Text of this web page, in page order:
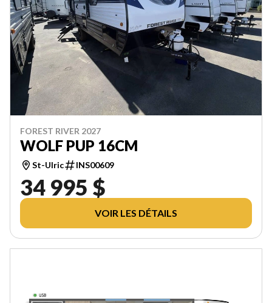
FOREST RIVER 2027
WOLF PUP 16CM
St-Ulric INS00609
34 995 $
VOIR LES DÉTAILS